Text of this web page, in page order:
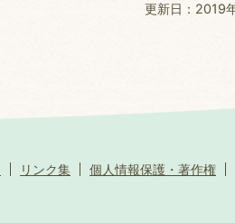
更新日：2019
リンク集 個人情報保護・著作権